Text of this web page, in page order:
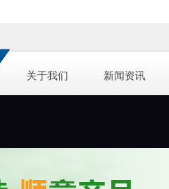
关于我们 新闻资讯